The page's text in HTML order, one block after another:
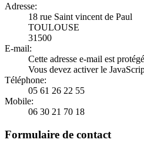
Adresse:
18 rue Saint vincent de Paul
TOULOUSE
31500
E-mail:
Cette adresse e-mail est
Vous devez activer le
Téléphone:
05 61 26 22 55
Mobile:
06 30 21 70 18
Formulaire de contact